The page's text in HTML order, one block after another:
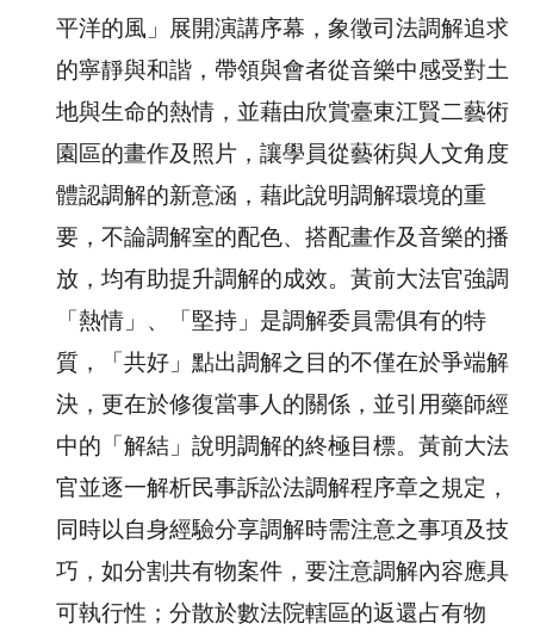
平洋的風」展開演講序幕，象徵司法調解追求
的寧靜與和諧，帶領與會者從音樂中感受對土
地與生命的熱情，並藉由欣賞臺東江賢二藝術
園區的畫作及照片，讓學員從藝術與人文角度
體認調解的新意涵，藉此說明調解環境的重
要，不論調解室的配色、搭配畫作及音樂的播
放，均有助提升調解的成效。黃前大法官強調
「熱情」、「堅持」是調解委員需俱有的特
質，「共好」點出調解之目的不僅在於爭端解
決，更在於修復當事人的關係，並引用藥師經
中的「解結」說明調解的終極目標。黃前大法
官並逐一解析民事訴訟法調解程序章之規定，
同時以自身經驗分享調解時需注意之事項及技
巧，如分割共有物案件，要注意調解內容應具
可執行性；分散於數法院轄區的返還占有物